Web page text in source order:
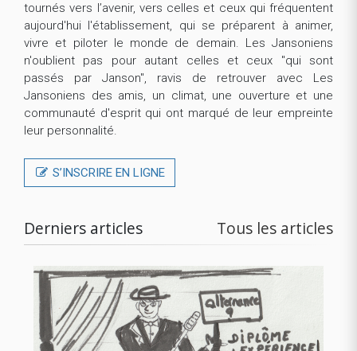
tournés vers l’avenir, vers celles et ceux qui fréquentent
aujourd'hui l'établissement, qui se préparent à animer,
vivre et piloter le monde de demain. Les Jansoniens
n'oublient pas pour autant celles et ceux "qui sont
passés par Janson", ravis de retrouver avec Les
Jansoniens des amis, un climat, une ouverture et une
communauté d'esprit qui ont marqué de leur empreinte
leur personnalité.
S’INSCRIRE EN LIGNE
Derniers articles Tous les articles